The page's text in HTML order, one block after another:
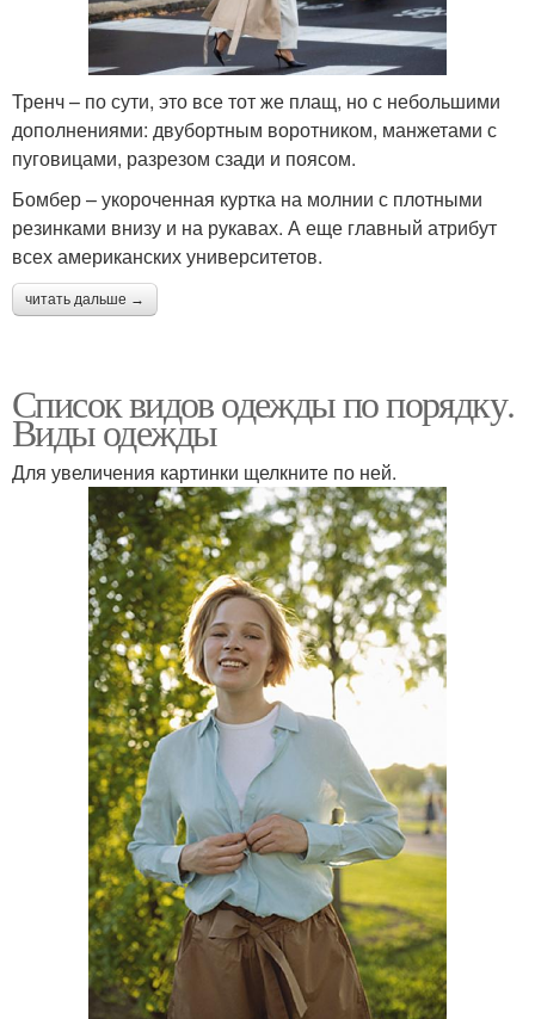
Тренч – по сути, это все тот же плащ, но с небольшими
дополнениями: двубортным воротником, манжетами с
пуговицами, разрезом сзади и поясом.
Бомбер – укороченная куртка на молнии с плотными
резинками внизу и на рукавах. А еще главный атрибут
всех американских университетов.
читать дальше →
Список видов одежды по порядку.
Виды одежды
Для увеличения картинки щелкните по ней.